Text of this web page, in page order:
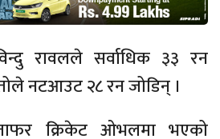
रावलले सर्वाधिक ३३ रन
नटआउट २८ रन जोडिन् ।
क्रिकेट ओभलमा भएको